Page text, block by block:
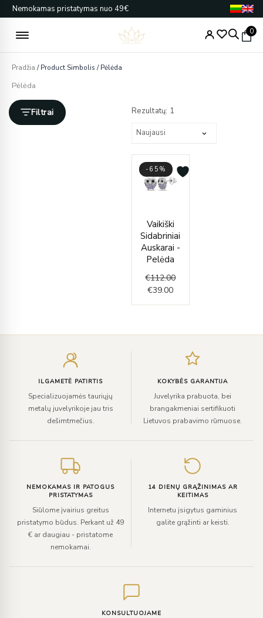
Pereiti
prie
turinio
Nemokamas pristatymas nuo 49€
0
Pradžia / Product Simbolis / Pėlėda
Pėlėda
Filtrai Rezultatų: 1
-65%
Vaikiški
Sidabriniai
Auskarai -
Pelėda
€112.00
was:
€39.00
price
is:
€39.00.
ILGAMETĖ PATIRTIS
Specializuojamės tauriųjų
metalų juvelyrikoje jau tris
dešimtmečius.
KOKYBĖS GARANTIJA
Juvelyrika prabuota, bei
brangakmeniai sertifikuoti
Lietuvos prabavimo rūmuose.
NEMOKAMAS IR PATOGUS
PRISTATYMAS
Siūlome įvairius greitus
pristatymo būdus. Perkant už 49
€ ar daugiau - pristatome
nemokamai.
14 DIENŲ GRĄŽINIMAS AR
KEITIMAS
Internetu įsigytus gaminius
galite grąžinti ar keisti.
KONSULTUOJAME